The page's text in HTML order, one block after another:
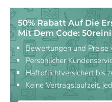
50% Rabatt Auf Die
Mit Dem Code:
Bewertungen und Preise
Persönlicher
Haftpflichtversichert bis
Keine Vertragslaufzeit,